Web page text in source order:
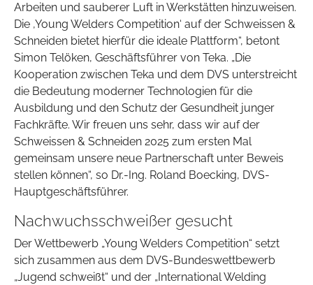
Arbeiten und sauberer Luft in Werkstätten hinzuweisen.
Die ‚Young Welders Competition‘ auf der Schweissen &
Schneiden bietet hierfür die ideale Plattform“, betont
Simon Telöken, Geschäftsführer von Teka. „Die
Kooperation zwischen Teka und dem DVS unterstreicht
die Bedeutung moderner Technologien für die
Ausbildung und den Schutz der Gesundheit junger
Fachkräfte. Wir freuen uns sehr, dass wir auf der
Schweissen & Schneiden 2025 zum ersten Mal
gemeinsam unsere neue Partnerschaft unter Beweis
stellen können“, so Dr.-Ing. Roland Boecking, DVS-
Hauptgeschäftsführer.
Nachwuchsschweißer gesucht
Der Wettbewerb „Young Welders Competition“ setzt
sich zusammen aus dem DVS-Bundeswettbewerb
„Jugend schweißt“ und der „International Welding